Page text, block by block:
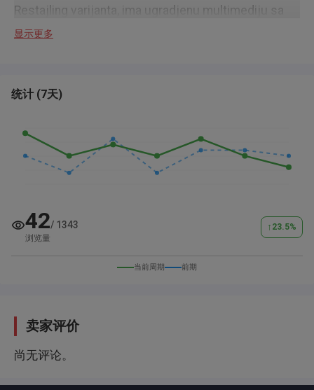
Restajling varijanta, ima ugradjenu multimediju sa
rikverc kamerom, gume zimske nove, ogrebotine od
Registrovan do 02.02.2027.
za prenos.
显示更多
统计 (7天)
42/ 1343
浏览量
↑ 23.5%
当前周期 前期
卖家评价
尚无评论。